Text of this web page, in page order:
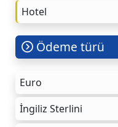
Hotel
Ödeme türü
Euro
İngiliz Sterlini